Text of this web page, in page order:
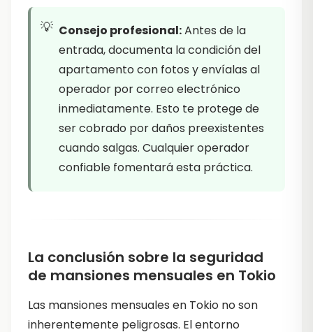
Consejo profesional:Antes de la
entrada, documenta la condición del
apartamento con fotos y envíalas al
operador por correo electrónico
inmediatamente. Esto te protege de
ser cobrado por daños preexistentes
cuando salgas. Cualquier operador
confiable fomentará esta práctica.
La conclusión sobre la seguridad
de mansiones mensuales en Tokio
Las mansiones mensuales en Tokio no son
inherentemente peligrosas. El entorno